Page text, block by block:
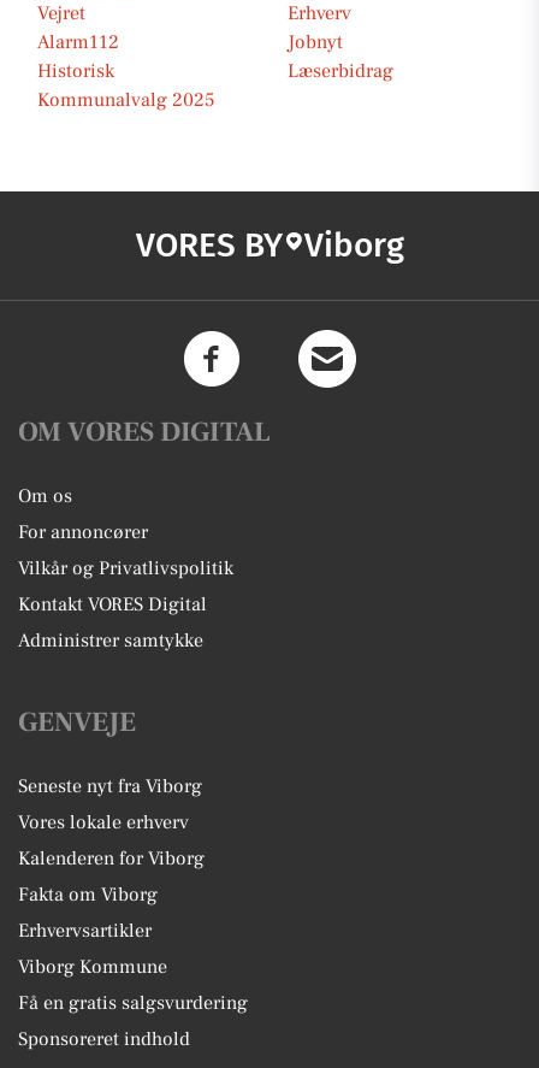
Vejret
Erhverv
Alarm112
Jobnyt
Historisk
Læserbidrag
Kommunalvalg 2025
VORES BY Viborg
OM VORES DIGITAL
Om os
For annoncører
Vilkår og Privatlivspolitik
Kontakt VORES Digital
Administrer samtykke
GENVEJE
Seneste nyt fra Viborg
Vores lokale erhverv
Kalenderen for Viborg
Fakta om Viborg
Erhvervsartikler
Viborg Kommune
Få en gratis salgsvurdering
Sponsoreret indhold